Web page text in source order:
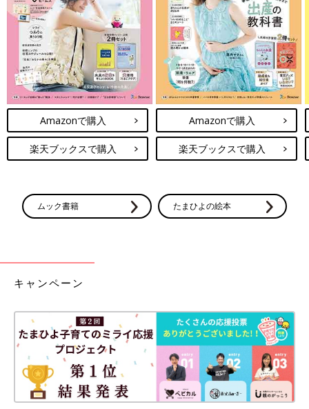
尿酸値が高い方には、尿酸を体外へ排出する作用があるビタミン
Cが豊富な食材がおすすめです。（※8）アセロラやケール、番
茶・煎茶、ピーマン、キャベツなどに多く含まれています。
ただし、ビタミンCは水に溶けやすく熱に弱いため、調理法に注
意が必要です。生のまま食べる、煮出したスープごと食べるな
ど、ビタミンCを効率よく摂れるように食べ方を工夫しましょ
ださいね。
Amazonで購入
楽天ブックスで購入
Amazonで購入
楽天ブックスで購入
ムック書籍 たまひよの絵本
キャンペーン